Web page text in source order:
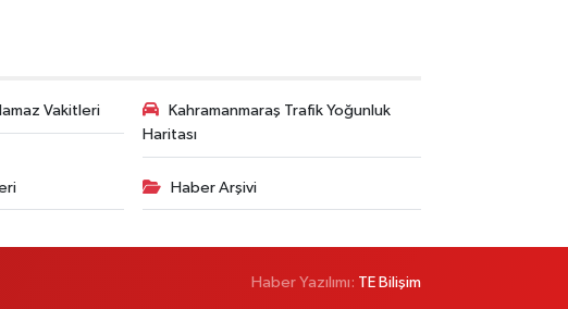
Vakitleri
Kahramanmaraş Trafik Yoğunluk
Haritası
Haber Arşivi
Haber Yazılımı: TE Bilişim